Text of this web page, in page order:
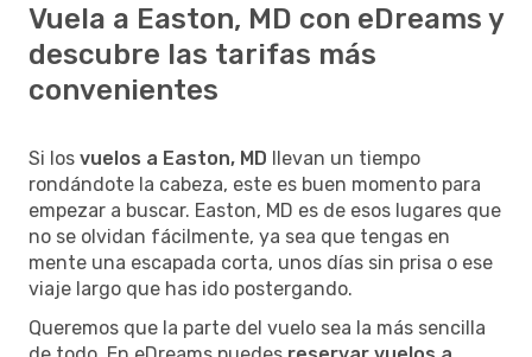
Vuela a Easton, MD con eDreams y
descubre las tarifas más
convenientes
Si los vuelos a Easton, MD llevan un tiempo
rondándote la cabeza, este es buen momento para
empezar a buscar. Easton, MD es de esos lugares que
no se olvidan fácilmente, ya sea que tengas en
mente una escapada corta, unos días sin prisa o ese
viaje largo que has ido postergando.
Queremos que la parte del vuelo sea la más sencilla